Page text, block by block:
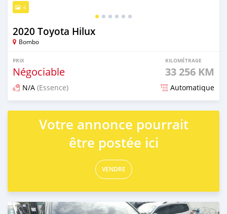
6
2020 Toyota Hilux
Bombo
PRIX
Négociable
KILOMÉTRAGE
33 256 KM
N/A (Essence) Automatique
Publié il y a plus d'un an
Votre annonce pourrait
être postée ici
VENDRE